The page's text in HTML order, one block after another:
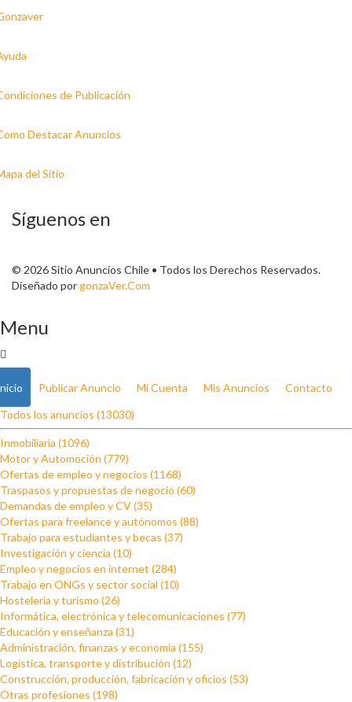
de Publicación
Destacar Anuncios
del Sitio
Síguenos en
© 2026 Sitio Anuncios Chile • Todos los Derechos Reservados.
Diseñado porgonzaVer.Com
Menu
Publicar Anuncio Mi Cuenta Mis Anuncios
Contacto
Todos los anuncios (13030)
Inmobiliaria (1096)
Motor y Automoción (779)
Ofertas de empleo y negocios (1168)
Traspasos y propuestas de negocio (60)
Demandas de empleo y CV (35)
Ofertas para freelance y autónomos (88)
Trabajo para estudiantes y becas (37)
Investigación y ciencia (10)
Empleo y negocios en internet (284)
Trabajo en ONGs y sector social (10)
Hosteleria y turismo (26)
Informática, electrónica y telecomunicaciones (77)
Educación y enseñanza (31)
Administración, finanzas y economía (155)
Logística, transporte y distribución (12)
Construcción, producción, fabricación y oficios (53)
Otras profesiones (198)